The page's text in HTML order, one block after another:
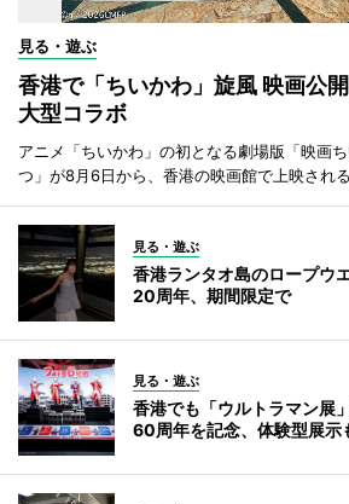
見る・遊ぶ
香港で「ちいかわ」旋風 映画公
大型コラボ
アニメ「ちいかわ」の初となる劇場版「映画
つ」が8月6日から、香港の映画館で上映される
見る・遊ぶ
香港ランタオ島のロープ
20周年、期間限定で
見る・遊ぶ
香港でも「ウルトラマン展
60周年を記念、体験型展示